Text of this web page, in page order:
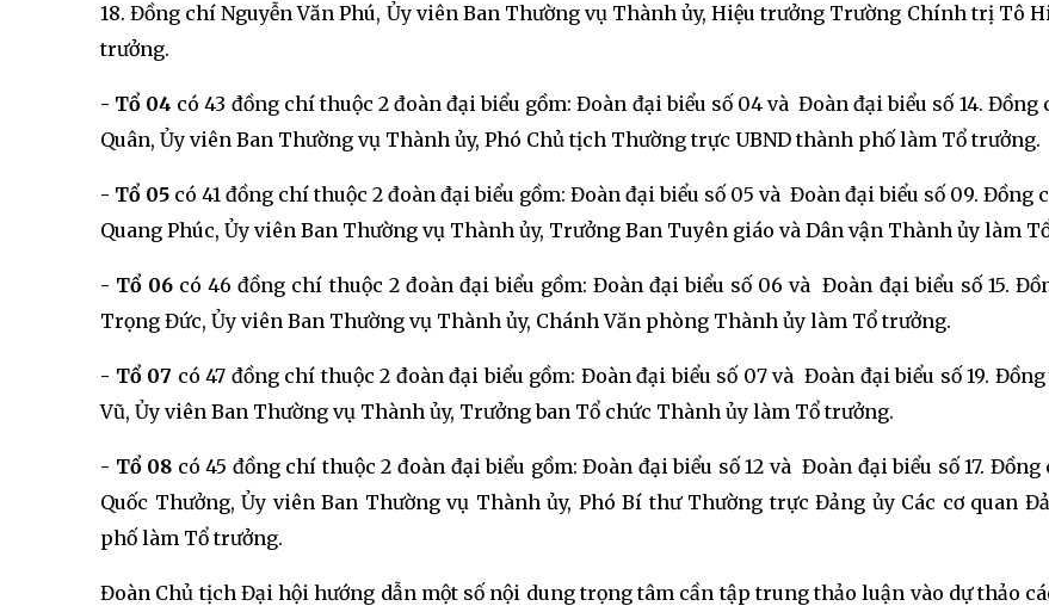
18. Đồng chí Nguyễn Văn Phú, Ủy viên Ban Thường vụ Thành ủy, Hiệu trưởng Trường Chính trị Tô
trưởng.
- Tổ 04 có 43 đồng chí thuộc 2 đoàn đại biểu gồm: Đoàn đại biểu số 04 và Đoàn đại biểu số 14. Đồng
Quân, Ủy viên Ban Thường vụ Thành ủy, Phó Chủ tịch Thường trực UBND thành phố làm Tổ trưởng.
- Tổ 05 có 41 đồng chí thuộc 2 đoàn đại biểu gồm: Đoàn đại biểu số 05 và Đoàn đại biểu số 09. Đồng
Quang Phúc, Ủy viên Ban Thường vụ Thành ủy, Trưởng Ban Tuyên giáo và Dân vận Thành ủy làm
- Tổ 06 có 46 đồng chí thuộc 2 đoàn đại biểu gồm: Đoàn đại biểu số 06 và Đoàn đại biểu số 15.
Trọng Đức, Ủy viên Ban Thường vụ Thành ủy, Chánh Văn phòng Thành ủy làm Tổ trưởng.
- Tổ 07 có 47 đồng chí thuộc 2 đoàn đại biểu gồm: Đoàn đại biểu số 07 và Đoàn đại biểu số 19.
Vũ, Ủy viên Ban Thường vụ Thành ủy, Trưởng ban Tổ chức Thành ủy làm Tổ trưởng.
- Tổ 08 có 45 đồng chí thuộc 2 đoàn đại biểu gồm: Đoàn đại biểu số 12 và Đoàn đại biểu số 17.
Quốc Thưởng, Ủy viên Ban Thường vụ Thành ủy, Phó Bí thư Thường trực Đảng ủy Các cơ quan
phố làm Tổ trưởng.
Đoàn Chủ tịch Đại hội hướng dẫn một số nội dung trọng tâm cần tập trung thảo luận vào dự thảo